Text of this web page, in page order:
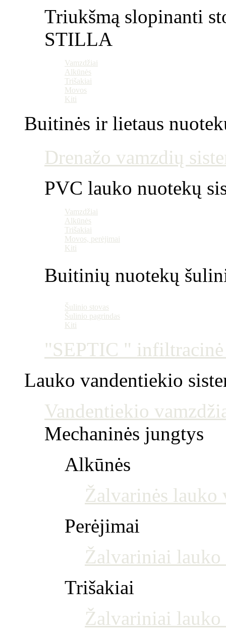
Triukšmą slopinanti
STILLA
Vamzdžiai
Alkūnės
Trišakiai
Movos
Kiti
Buitinės ir lietaus
Drenažo vamzdių
PVC lauko nuotekų
Vamzdžiai
Alkūnės
Trišakiai
Movos, perėjimai
Kiti
Buitinių nuotekų
Šulinio stovas
Šulinio pagrindas
Kiti
"SEPTIC "
Lauko vandentiekio
Vandentiekio
Mechaninės jungtys
Alkūnės
Žalvarinės lauko
Perėjimai
Žalvariniai
Trišakiai
Žalvariniai